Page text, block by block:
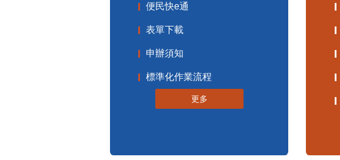
便民快e通
表單下載
申辦須知
標準化作業流程
更多